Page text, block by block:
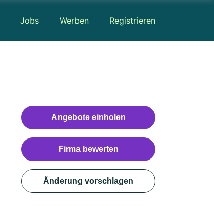
Jobs Werben Registrieren
Angebote einholen
Firma bewerten
Änderung vorschlagen